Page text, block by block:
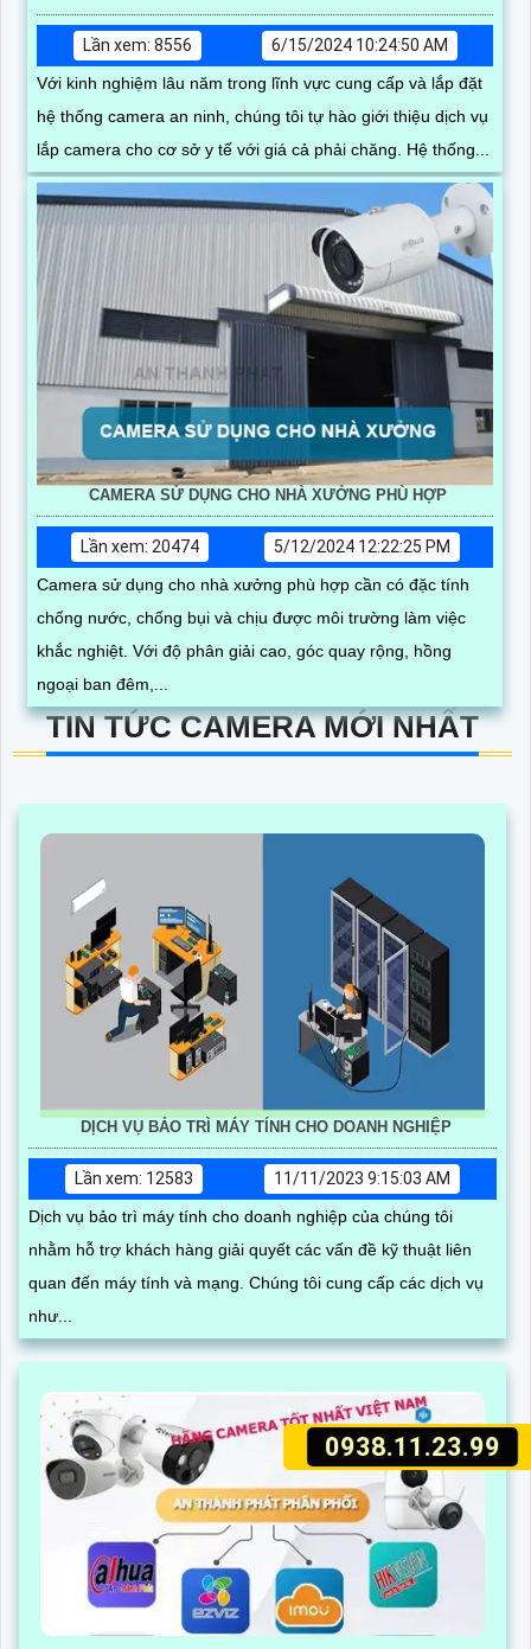
0938.11.23.99
Lần xem: 8556
6/15/2024 10:24:50 AM
Với kinh nghiệm lâu năm trong lĩnh vực cung cấp và lắp đặt
hệ thống camera an ninh, chúng tôi tự hào giới thiệu dịch vụ
lắp camera cho cơ sở y tế với giá cả phải chăng. Hệ thống...
CAMERA SỬ DỤNG CHO NHÀ XƯỞNG PHÙ HỢP
Lần xem: 20474
5/12/2024 12:22:25 PM
Camera sử dụng cho nhà xưởng phù hợp cần có đặc tính
chống nước, chống bụi và chịu được môi trường làm việc
khắc nghiệt. Với độ phân giải cao, góc quay rộng, hồng
ngoại ban đêm,...
TIN TỨC CAMERA MỚI NHẤT
DỊCH VỤ BẢO TRÌ MÁY TÍNH CHO DOANH NGHIỆP
Lần xem: 12583
11/11/2023 9:15:03 AM
Dịch vụ bảo trì máy tính cho doanh nghiệp của chúng tôi
nhằm hỗ trợ khách hàng giải quyết các vấn đề kỹ thuật liên
quan đến máy tính và mạng. Chúng tôi cung cấp các dịch vụ
như...